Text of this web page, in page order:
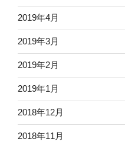
2019年4月
2019年3月
2019年2月
2019年1月
2018年12月
2018年11月